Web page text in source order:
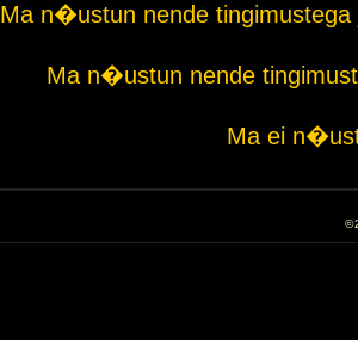
Ma n�ustun nende
Ma n�ustun nende
Ma ei
©